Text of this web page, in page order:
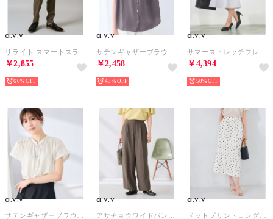
a.v.v
￥2,855
60%
a.v.v
￥2,458
43%
a.v.v
￥4,394
50%
a.v.v a.v.v a.v.v